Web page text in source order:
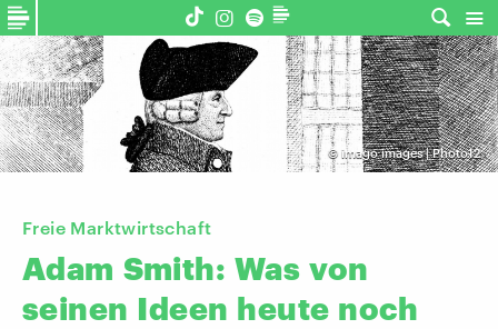
© imago images | Photo12
Freie Marktwirtschaft
Adam Smith: Was von
seinen Ideen heute noch